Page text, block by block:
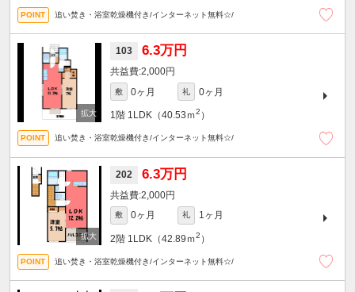
追い焚き・浴室乾燥機付き/インターネット無料☆/
103 6.3万円
2,000円
敷 0ヶ月 礼 0ヶ月
1階 1LDK（40.53ｍ2 ）
追い焚き・浴室乾燥機付き/インターネット無料☆/
202 6.3万円
2,000円
敷 0ヶ月 礼 1ヶ月
2階 1LDK（42.89ｍ2 ）
追い焚き・浴室乾燥機付き/インターネット無料☆/